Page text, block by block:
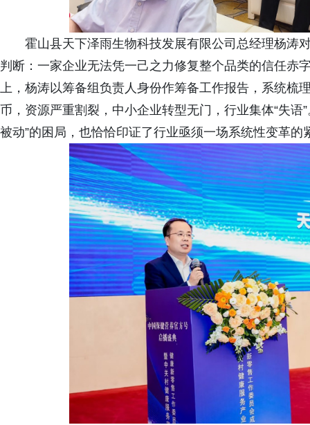
霍山县天下泽雨生物科技发展有限公司总经理杨涛
判断：一家企业无法凭一己之力修复整个品类的信任赤
上，杨涛以筹备组负责人身份作筹备工作报告，系统
币，资源严重割裂，中小企业转型无门，行业集体“失
被动”的困局，也恰恰印证了行业亟须一场系统性变革的